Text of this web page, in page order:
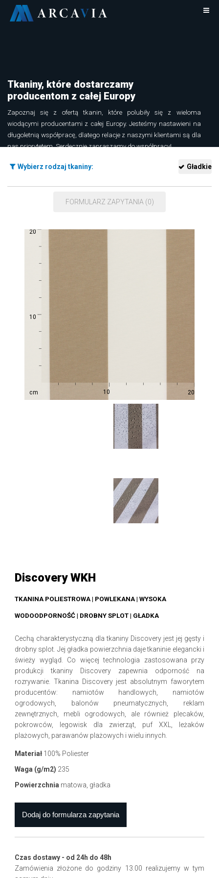
Tkaniny, które dostarczamy
producentom z całej Europy
Zapoznaj się z ofertą tkanin, które polubiły się z wieloma
wiodącymi producentami z całej Europy. Jesteśmy nastawieni na
długoletnią współpracę, dlatego relacje z naszymi klientami są dla
nas priorytetem. Serdecznie zapraszamy do współpracy!
Wybierz rodzaj tkaniny:
Gładkie
FORMULARZ ZAPYTANIA (0)
Discovery WKH
TKANINA POLIESTROWA | POWLEKANA | WYSOKA
WODOODPORNOŚĆ | DROBNY SPLOT | GŁADKA
Cechą charakterystyczną dla tkaniny Discovery jest jej gęsty i
drobny splot. Jej gładka powierzchnia daje tkaninie elegancki i
świeży wygląd. Co więcej technologia zastosowana przy
produkcji tkaniny Discovery zapewnia odporność na
rozrywanie. Tkanina Discovery jest absolutnym faworytem
producentów: namiotów handlowych, namiotów
ogrodowych, balonów pneumatycznych, reklam
zewnętrznych, mebli ogrodowych, ale również plecaków,
pokrowców, legowisk dla zwierząt, puf XXL, leżaków
plażowych, parawanów plażowych i wielu innych.
Materiał 100% Poliester
Waga (g/m2) 235
Powierzchnia matowa, gładka
Czas dostawy - od 24h do 48h
Zamówienia złożone do godziny 13.00 realizujemy w tym